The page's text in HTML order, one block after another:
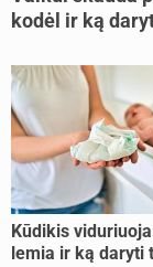
kodėl ir ką
Kūdikis
lemia ir ką daryti